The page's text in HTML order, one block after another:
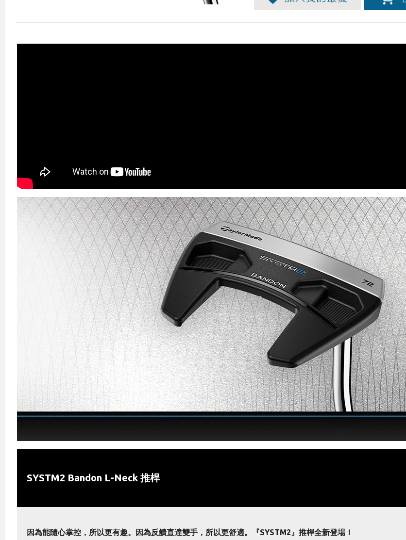
SYSTM2 Bandon L-Neck 推桿
因為能隨心掌控，所以更有趣。因為反饋直達雙手，所以更舒適。『SYSTM2』推桿全新登場！